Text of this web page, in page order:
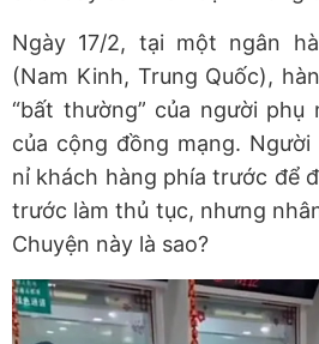
Ngày 17/2, tại một ngân
(Nam Kinh, Trung Quốc),
“bất thường” của người
của cộng đồng mạng.
nỉ khách hàng phía trước để
trước làm thủ tục, nhưng
Chuyện này là sao?